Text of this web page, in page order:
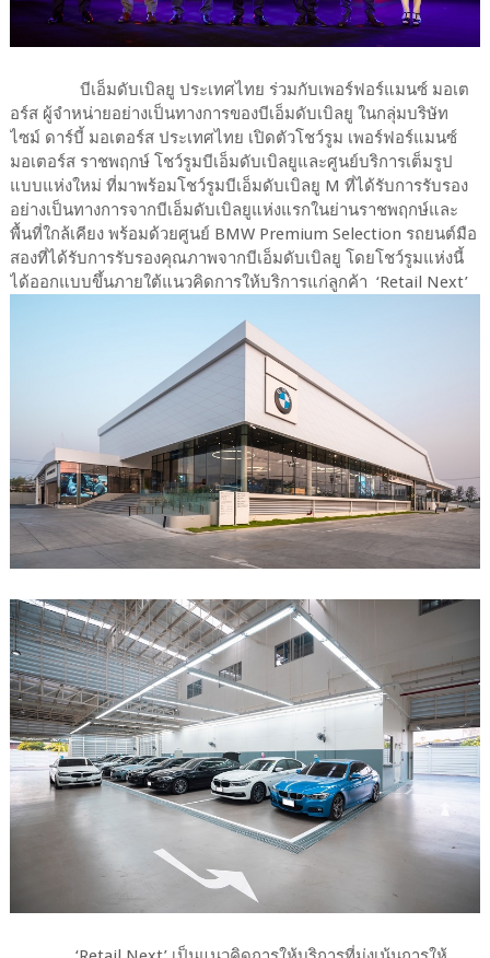
บีเอ็มดับเบิลยู ประเทศไทย ร่วมกับเพอร์ฟอร์แมนซ์ มอเต
อร์ส ผู้จำหน่ายอย่างเป็นทางการของบีเอ็มดับเบิลยู ในกลุ่มบริษัท
ไซม์ ดาร์บี้ มอเตอร์ส ประเทศไทย เปิดตัวโชว์รูม เพอร์ฟอร์แมนซ์
มอเตอร์ส ราชพฤกษ์ โชว์รูมบีเอ็มดับเบิลยูและศูนย์บริการเต็มรูป
แบบแห่งใหม่ ที่มาพร้อมโชว์รูมบีเอ็มดับเบิลยู M ที่ได้รับการรับรอง
อย่างเป็นทางการจากบีเอ็มดับเบิลยูแห่งแรกในย่านราชพฤกษ์และ
พื้นที่ใกล้เคียง พร้อมด้วยศูนย์ BMW Premium Selection รถยนต์มือ
สองที่ได้รับการรับรองคุณภาพจากบีเอ็มดับเบิลยู โดยโชว์รูมแห่งนี้
ได้ออกแบบขึ้นภายใต้แนวคิดการให้บริการแก่ลูกค้า ‘Retail Next’